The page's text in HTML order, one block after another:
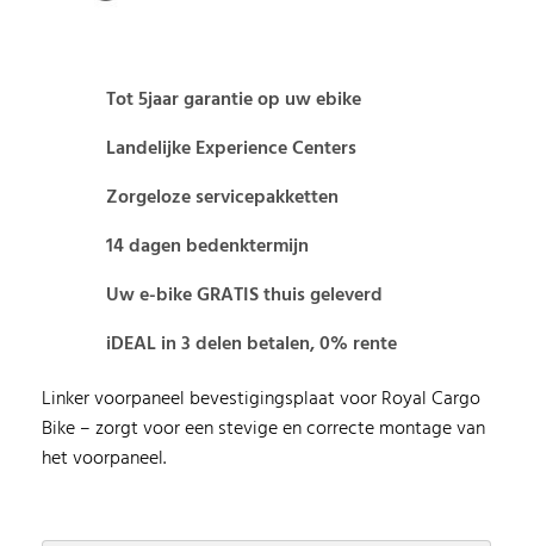
Tot 5jaar garantie op uw ebike
Landelijke Experience Centers
Zorgeloze servicepakketten
14 dagen bedenktermijn
Uw e-bike GRATIS thuis geleverd
iDEAL in 3 delen betalen, 0% rente
Linker voorpaneel bevestigingsplaat voor Royal Cargo
Bike – zorgt voor een stevige en correcte montage van
het voorpaneel.